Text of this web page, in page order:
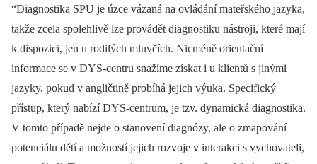
“Diagnostika SPU je úzce vázaná na ovládání mateřského jazyka,
takže zcela spolehlivě lze provádět diagnostiku nástroji, které mají
k dispozici, jen u rodilých mluvčích. Nicméně orientační
informace se v DYS-centru snažíme získat i u klientů s jinými
jazyky, pokud v angličtině probíhá jejich výuka. Specifický
přístup, který nabízí DYS-centrum, je tzv. dynamická diagnostika.
V tomto případě nejde o stanovení diagnózy, ale o zmapování
potenciálu dětí a možností jejich rozvoje v interakci s vychovateli,